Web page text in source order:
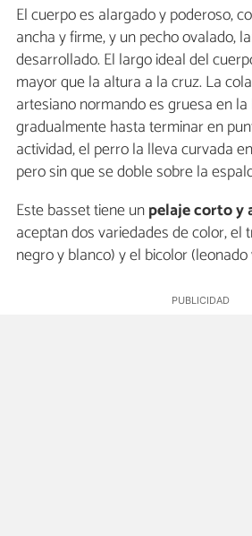
El cuerpo es alargado y poderoso,
ancha y firme, y un pecho ovalado,
desarrollado. El largo ideal del
mayor que la altura a la cruz. La
artesiano normando es gruesa en
gradualmente hasta terminar en
actividad, el perro la lleva curvada
pero sin que se doble sobre la
Este basset tiene unpelaje corto y
aceptan dos variedades de color, el
negro y blanco) y el bicolor (leonado